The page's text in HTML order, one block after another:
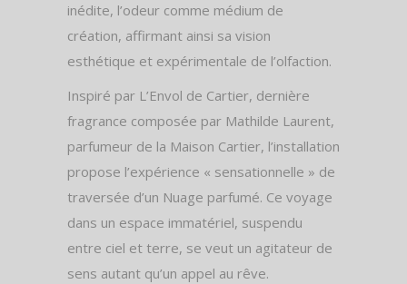
inédite, l’odeur comme médium de
création, affirmant ainsi sa vision
esthétique et expérimentale de l’olfaction.
Inspiré par L’Envol de Cartier, dernière
fragrance composée par Mathilde Laurent,
parfumeur de la Maison Cartier, l’installation
propose l’expérience « sensationnelle » de
traversée d’un Nuage parfumé. Ce voyage
dans un espace immatériel, suspendu
entre ciel et terre, se veut un agitateur de
sens autant qu’un appel au rêve.